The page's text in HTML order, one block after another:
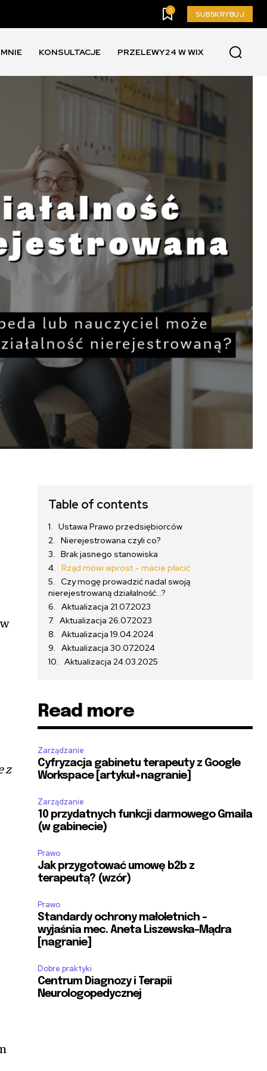
0 SUBSKRYBUJ
KONSULTACJE PRZELEWY24 W WIX
z
Table of contents
Ustawa Prawo przedsiębiorców
Nierejestrowana czyli co?
Brak jasnego stanowiska
Rząd mówi wprost – macie płacić
Czy mogę prowadzić nadal swoją
nierejestrowaną działalność…?
Aktualizacja 21.07.2023
Aktualizacja 26.07.2023
Aktualizacja 19.04.2024
Aktualizacja 30.07.2024
Aktualizacja 24.03.2025
Read more
Zarządzanie
Cyfryzacja gabinetu terapeuty z Google
Workspace [artykuł+nagranie]
Zarządzanie
10 przydatnych funkcji darmowego Gmaila
(w gabinecie)
Prawo
Jak przygotować umowę b2b z
terapeutą? (wzór)
Prawo
Standardy ochrony małoletnich –
wyjaśnia mec. Aneta Liszewska-Mądra
[nagranie]
Dobre praktyki
Centrum Diagnozy i Terapii
Neurologopedycznej